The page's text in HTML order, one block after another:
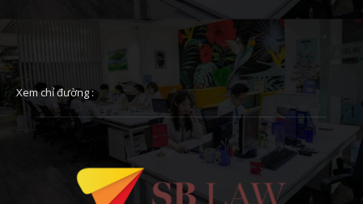
Xem chỉ đường :